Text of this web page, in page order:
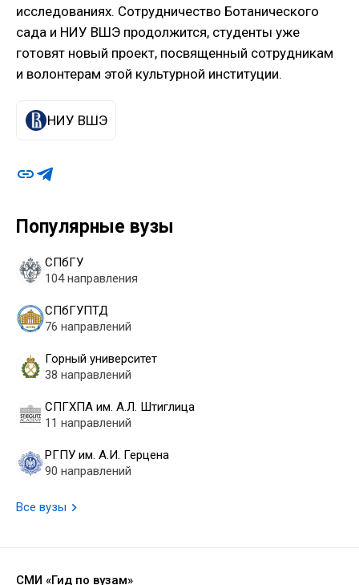
Популярные вузы
СПбГУ
104 направления
СПбГУПТД
76 направлений
Горный университет
38 направлений
СПГХПА им. А.Л. Штиглица
11 направлений
РГПУ им. А.И. Герцена
90 направлений
Все вузы
исследованиях. Сотрудничество Ботанического
сада и НИУ ВШЭ продолжится, студенты уже
готовят новый проект, посвященный сотрудникам
и волонтерам этой культурной институции.
НИУ ВШЭ
СМИ «Гид по вузам»